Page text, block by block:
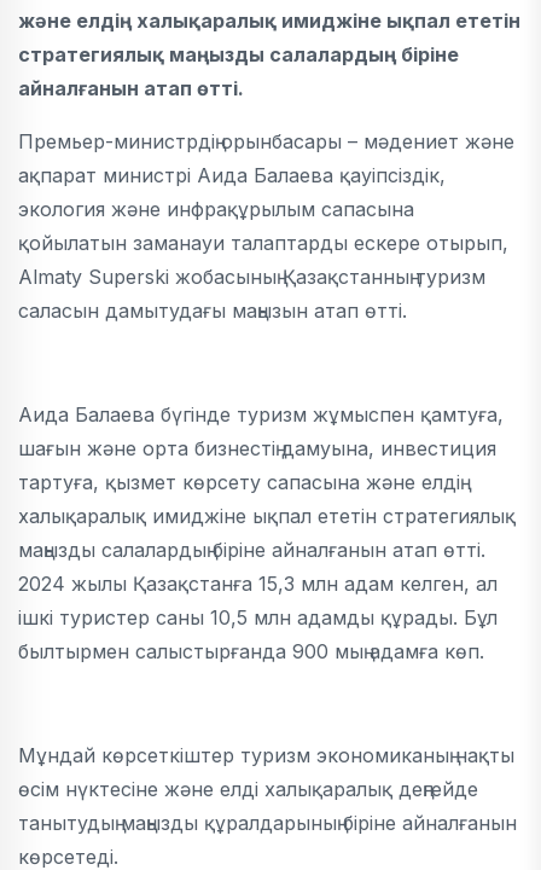
және елдің халықаралық имиджіне ықпал ететін
стратегиялық маңызды салалардың біріне
айналғанын атап өтті.
Премьер-министрдің орынбасары – мәдениет және
ақпарат министрі Аида Балаева қауіпсіздік,
экология және инфрақұрылым сапасына
қойылатын заманауи талаптарды ескере отырып,
Almaty Superski жобасының Қазақстанның туризм
саласын дамытудағы маңызын атап өтті.
Аида Балаева бүгінде туризм жұмыспен қамтуға,
шағын және орта бизнестің дамуына, инвестиция
тартуға, қызмет көрсету сапасына және елдің
халықаралық имиджіне ықпал ететін стратегиялық
маңызды салалардың біріне айналғанын атап өтті.
2024 жылы Қазақстанға 15,3 млн адам келген, ал
ішкі туристер саны 10,5 млн адамды құрады. Бұл
былтырмен салыстырғанда 900 мың адамға көп.
Мұндай көрсеткіштер туризм экономиканың нақты
өсім нүктесіне және елді халықаралық деңгейде
танытудың маңызды құралдарының біріне айналғанын
көрсетеді.